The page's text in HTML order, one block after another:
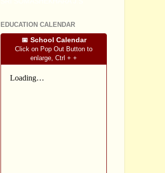
EDUCATION CALENDAR
📅 School Calendar
Click on Pop Out Button to
enlarge, Ctrl + +